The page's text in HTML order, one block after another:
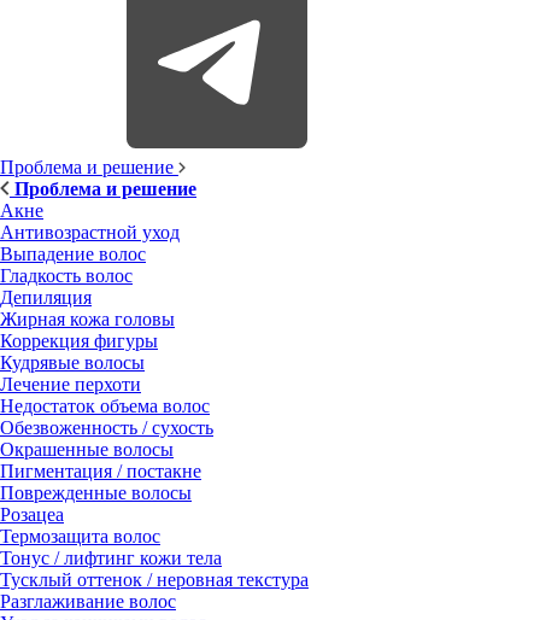
Проблема и решение
Проблема и решение
Акне
Антивозрастной уход
Выпадение волос
Гладкость волос
Депиляция
Жирная кожа головы
Коррекция фигуры
Кудрявые волосы
Лечение перхоти
Недостаток объема волос
Обезвоженность / сухость
Окрашенные волосы
Пигментация / постакне
Поврежденные волосы
Розацеа
Термозащита волос
Тонус / лифтинг кожи тела
Тусклый оттенок / неровная текстура
Разглаживание волос